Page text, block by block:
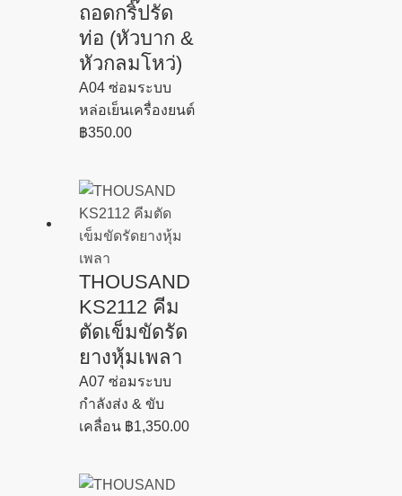
ถอดกริ๊ปรัด
ท่อ (หัวบาก &
หัวกลมโหว่)
A04 ซ่อมระบบ
หล่อเย็นเครื่องยนต์
฿350.00
THOUSAND
KS2112 คีม
ตัดเข็มขัดรัด
ยางหุ้มเพลา
A07 ซ่อมระบบ
กำลังส่ง & ขับ
เคลื่อน ฿1,350.00